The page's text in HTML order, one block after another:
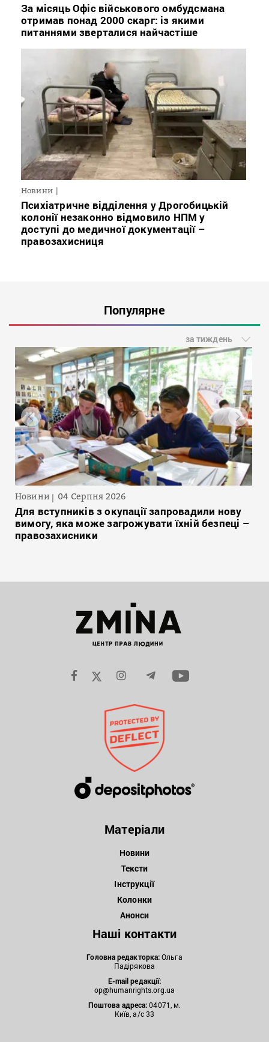
За місяць Офіс військового омбудсмана
отримав понад 2000 скарг: із якими
питаннями зверталися найчастіше
Новини
Психіатричне відділення у Дрогобицькій
колонії незаконно відмовило НПМ у
доступі до медичної документації –
правозахисниця
Популярне
за тиждень
Новини 04 Серпня 2026
Для вступників з окупації запровадили нову
вимогу, яка може загрожувати їхній безпеці –
правозахисники
Матеріали
Новини
Тексти
Інструкції
Колонки
Анонси
Наші контакти
Головна редакторка:Ольга
Падірякова
E-mail редакції:
op@humanrights.org.ua
Поштова адреса:04071, м.
Київ, а/с 33